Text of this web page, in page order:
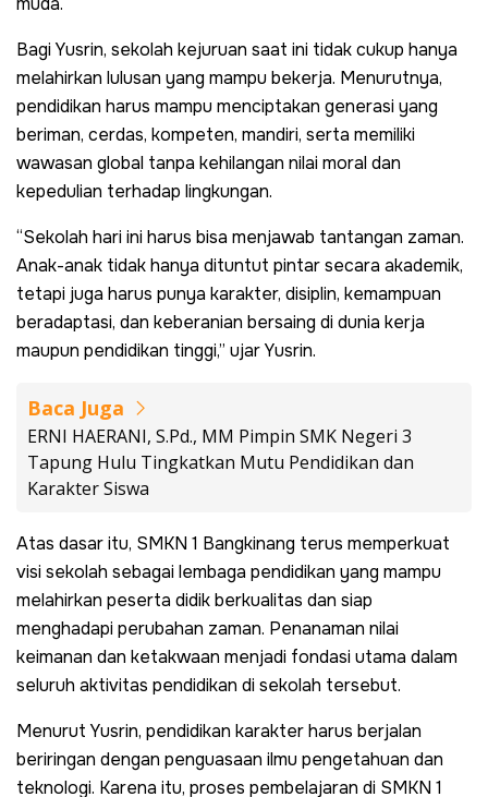
Bagi Yusrin, sekolah kejuruan saat ini tidak cukup hanya
melahirkan lulusan yang mampu bekerja. Menurutnya,
pendidikan harus mampu menciptakan generasi yang
beriman, cerdas, kompeten, mandiri, serta memiliki
wawasan global tanpa kehilangan nilai moral dan
kepedulian terhadap lingkungan.
“Sekolah hari ini harus bisa menjawab tantangan zaman.
Anak-anak tidak hanya dituntut pintar secara akademik,
tetapi juga harus punya karakter, disiplin, kemampuan
beradaptasi, dan keberanian bersaing di dunia kerja
maupun pendidikan tinggi,” ujar Yusrin.
Baca Juga
ERNI HAERANI, S.Pd., MM Pimpin SMK Negeri 3
Tapung Hulu Tingkatkan Mutu Pendidikan dan
Karakter Siswa
Atas dasar itu, SMKN 1 Bangkinang terus memperkuat
visi sekolah sebagai lembaga pendidikan yang mampu
melahirkan peserta didik berkualitas dan siap
menghadapi perubahan zaman. Penanaman nilai
keimanan dan ketakwaan menjadi fondasi utama dalam
seluruh aktivitas pendidikan di sekolah tersebut.
Menurut Yusrin, pendidikan karakter harus berjalan
beriringan dengan penguasaan ilmu pengetahuan dan
teknologi. Karena itu, proses pembelajaran di SMKN 1